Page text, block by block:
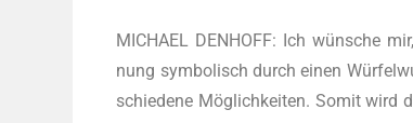
MICHAEL DENHOFF: Ich wün­sche
nung sym­bo­lisch durch einen
schie­de­ne Mög­lich­kei­ten. Somit wird